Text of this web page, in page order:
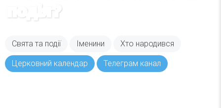
подія?
Свята та події Іменини Хто народився
Церковний календар Телеграм канал